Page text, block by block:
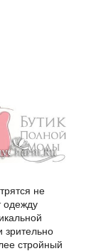
не
одежду
зрительно
стройный